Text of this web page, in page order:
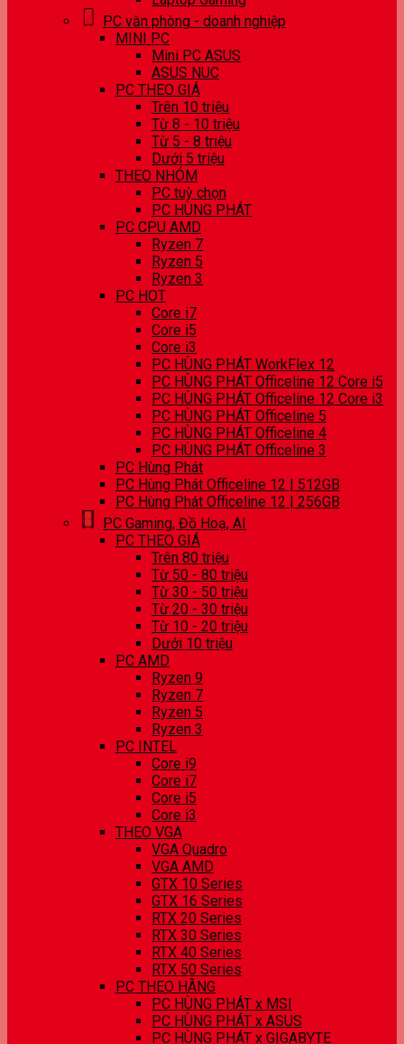
PC văn phòng - doanh nghiệp
MINI PC
Mini PC ASUS
ASUS NUC
PC THEO GIÁ
Trên 10 triệu
Từ 8 - 10 triệu
Từ 5 - 8 triệu
Dưới 5 triệu
THEO NHÓM
PC tuỳ chọn
PC HÙNG PHÁT
PC CPU AMD
Ryzen 7
Ryzen 5
Ryzen 3
PC HOT
Core i7
Core i5
Core i3
PC HÙNG PHÁT WorkFlex 12
PC HÙNG PHÁT Officeline 12 Core i5
PC HÙNG PHÁT Officeline 12 Core i3
PC HÙNG PHÁT Officeline 5
PC HÙNG PHÁT Officeline 4
PC HÙNG PHÁT Officeline 3
PC Hùng Phát
PC Hùng Phát Officeline 12 | 512GB
PC Hùng Phát Officeline 12 | 256GB
PC Gaming, Đồ Hoạ, AI
PC THEO GIÁ
Trên 80 triệu
Từ 50 - 80 triệu
Từ 30 - 50 triệu
Từ 20 - 30 triệu
Từ 10 - 20 triệu
Dưới 10 triệu
PC AMD
Ryzen 9
Ryzen 7
Ryzen 5
Ryzen 3
PC INTEL
Core i9
Core i7
Core i5
Core i3
THEO VGA
VGA Quadro
VGA AMD
GTX 10 Series
GTX 16 Series
RTX 20 Series
RTX 30 Series
RTX 40 Series
RTX 50 Series
PC THEO HÃNG
PC HÙNG PHÁT x MSI
PC HÙNG PHÁT x ASUS
PC HÙNG PHÁT x GIGABYTE